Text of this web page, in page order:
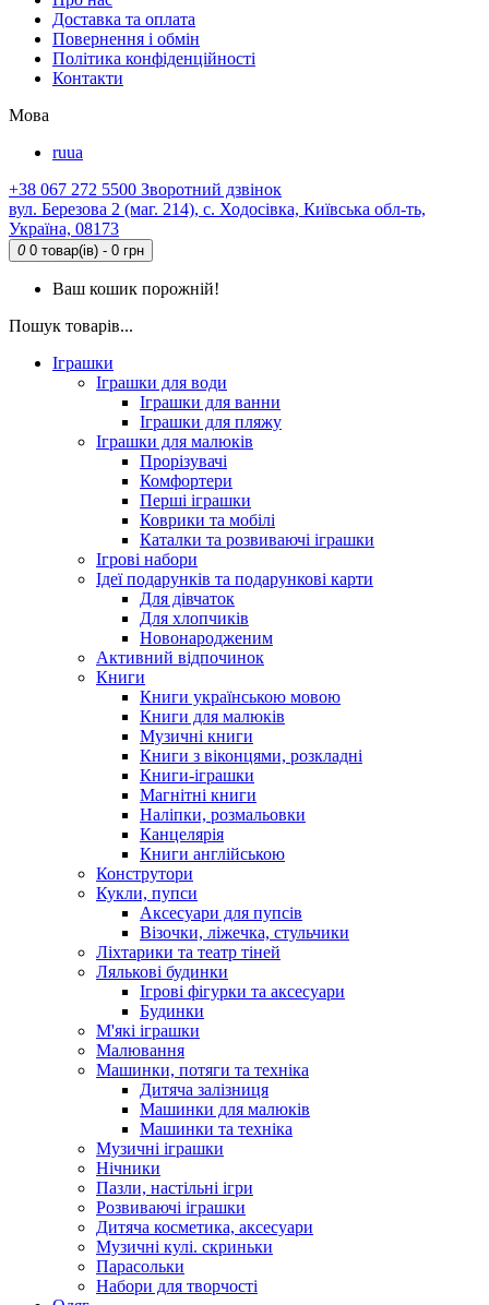
Доставка та оплата
Повернення і обмін
Політика конфіденційності
Контакти
Мова
ruua
+38 067 272 5500 Зворотний дзвінок
вул. Березова 2 (маг. 214), с. Ходосівка, Київська обл-ть,
Україна, 08173
0 0 товар(ів) - 0 грн
Ваш кошик порожній!
Пошук товарів...
Іграшки
Іграшки для води
Іграшки для ванни
Іграшки для пляжу
Іграшки для малюків
Прорізувачі
Комфортери
Перші іграшки
Коврики та мобілі
Каталки та розвиваючі іграшки
Ігрові набори
Ідеї ​​подарунків та подарункові карти
Для дівчаток
Для хлопчиків
Новонародженим
Активний відпочинок
Книги
Книги українською мовою
Книги для малюків
Музичні книги
Книги з віконцями, розкладні
Книги-іграшки
Магнітні книги
Наліпки, розмальовки
Канцелярія
Книги англійською
Конструтори
Кукли, пупси
Аксесуари для пупсів
Візочки, ліжечка, стульчики
Ліхтарики та театр тіней
Лялькові будинки
Ігрові фігурки та аксесуари
Будинки
М'які іграшки
Малювання
Машинки, потяги та техніка
Дитяча залізниця
Машинки для малюків
Машинки та техніка
Музичні іграшки
Нічники
Пазли, настільні ігри
Розвиваючі іграшки
Дитяча косметика, аксесуари
Музичні кулі. скриньки
Парасольки
Набори для творчості